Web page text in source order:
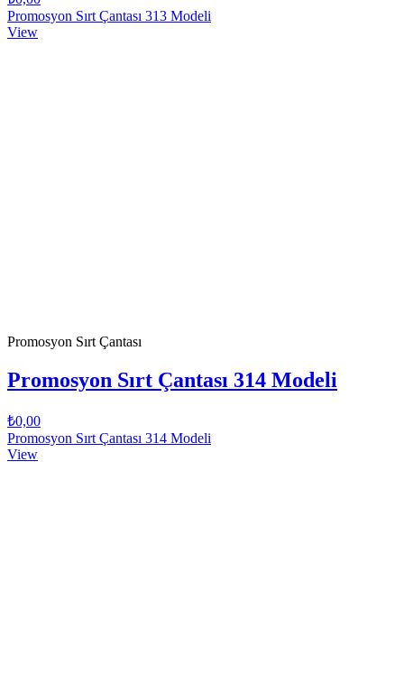
Promosyon Sırt Çantası 313 Modeli
View
Promosyon Sırt Çantası
Promosyon Sırt Çantası 314 Modeli
₺0,00
Promosyon Sırt Çantası 314 Modeli
View